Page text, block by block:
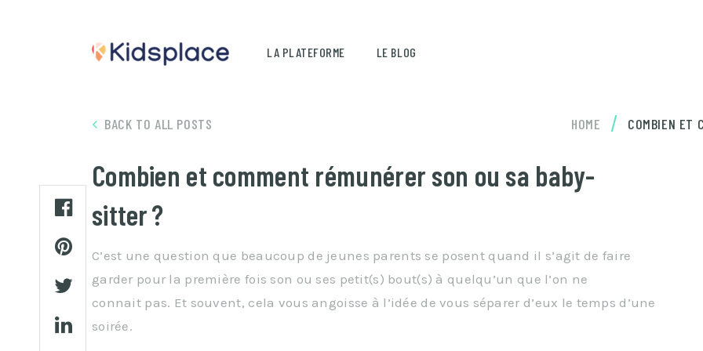
LA PLATEFORME LE BLOG
BACK TO ALL POSTS HOME / COMBIEN ET
Combien et comment rémunérer son ou sa baby-
sitter ?
C’est une question que beaucoup de jeunes parents se posent quand il s’agit de faire
garder pour la première fois son ou ses petit(s) bout(s) à quelqu’un que l’on ne
connait pas. Et souvent, cela vous angoisse à l’idée de vous séparer d’eux le temps d’une
soirée.